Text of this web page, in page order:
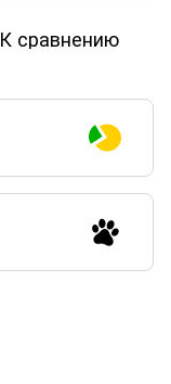
К сравнению